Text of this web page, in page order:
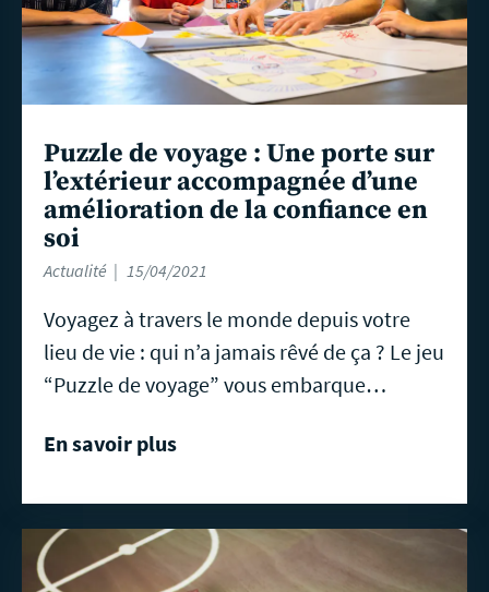
Puzzle de voyage : Une porte sur
l’extérieur accompagnée d’une
amélioration de la confiance en
soi
Actualité 15/04/2021
Voyagez à travers le monde depuis votre
lieu de vie : qui n’a jamais rêvé de ça ? Le jeu
“Puzzle de voyage” vous embarque…
En savoir plus
En
savoir